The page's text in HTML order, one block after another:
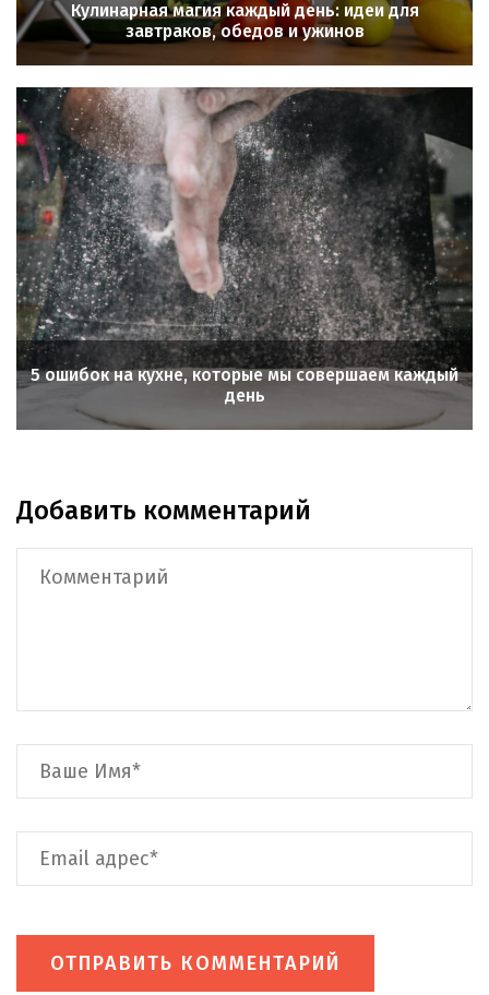
Кулинарная магия каждый день: идеи для
завтраков, обедов и ужинов
5 ошибок на кухне, которые мы совершаем каждый
день
Добавить комментарий